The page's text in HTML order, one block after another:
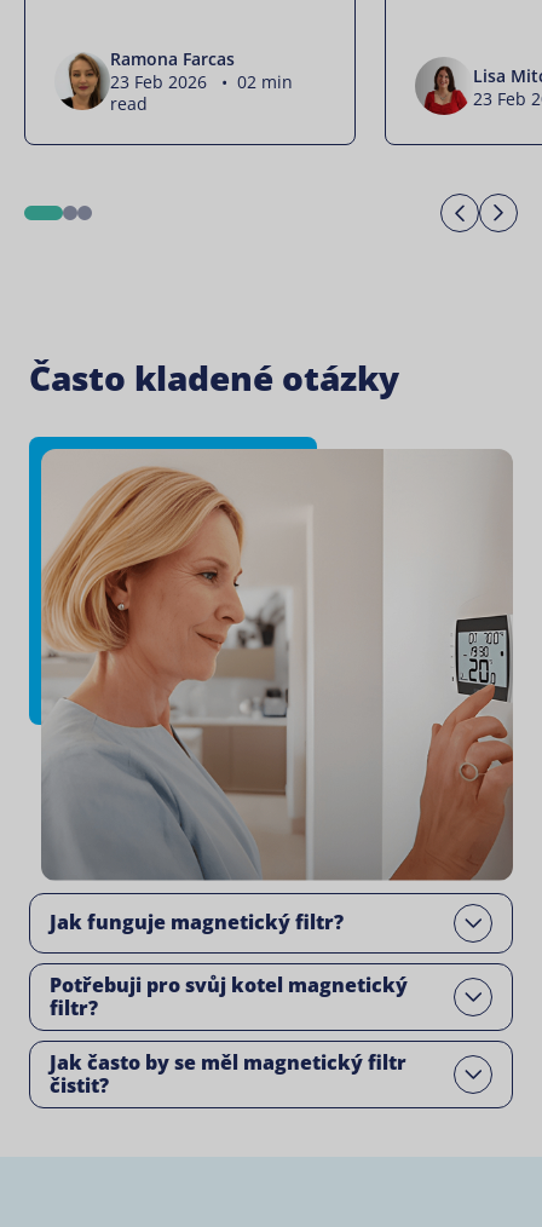
Ramona Farcas
23 Feb 2026 • 02 min
read
Lisa
23 Feb
12
Často kladené otázky
Jak funguje magnetický filtr? Open
Potřebuji pro svůj kotel magnetický
filtr?
Open
Jak často by se měl magnetický filtr
čistit?
Open